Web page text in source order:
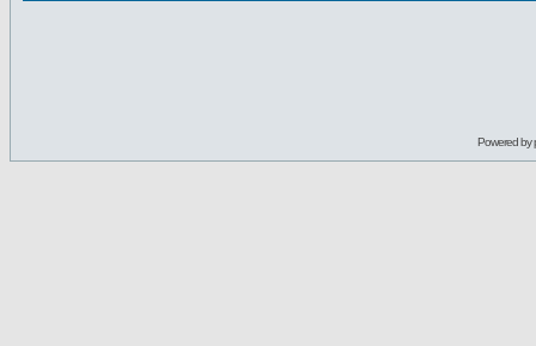
Powered by